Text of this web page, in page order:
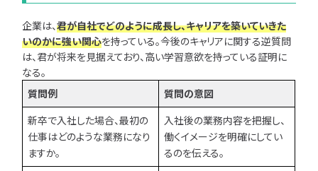
企業は、君が自社でどのように成長し、キャリアを築いていきた
いのかに強い関心を持っている。今後のキャリアに関する逆質問
は、君が将来を見据えており、高い学習意欲を持っている証明に
なる。
質問例
質問の意図
新卒で入社した場合、最初の
仕事はどのような業務になり
ますか。
入社後の業務内容を把握し、
働くイメージを明確にしてい
るのを伝える。